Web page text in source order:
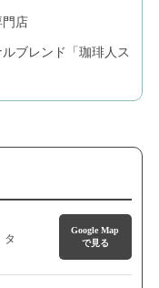
門店
ブレンド「珈琲人ス
タ
Google Map
で見る